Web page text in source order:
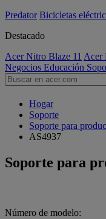
Predator Bicicletas
Destacado
Acer Nitro Blaze 11 Acer
Negocios Educación
Hogar
Soporte
Soporte para
AS4937
Soporte para
Número de modelo: